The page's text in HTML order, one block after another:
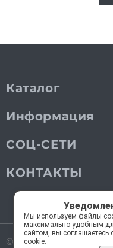
Каталог
Информация
СОЦ-СЕТИ
КОНТАКТЫ
© 2018—2026 Мос
Мы используем файлы
максимально удобным
сайтом, вы соглашаетесь
cookie.